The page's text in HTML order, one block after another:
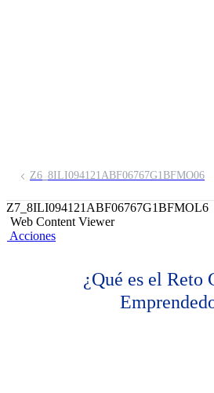
Z6_8ILI094121ABF06767G1BFMO06
Z7_8ILI094121ABF06767G1BFMOL6
Web Content Viewer
Acciones
¿Qué es el Reto